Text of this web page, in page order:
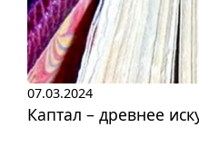
07.03.2024
Каптал – древнее